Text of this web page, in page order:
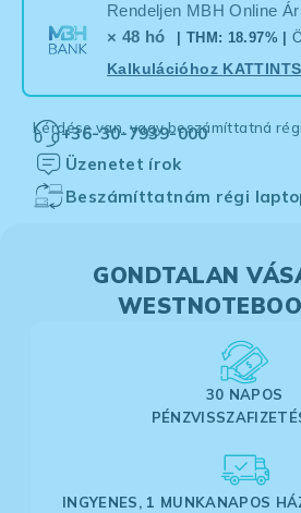
Rendeljen MBH Online
× 48 hó
| THM: 18.97% |
Kalkulációhoz
Kérdése van, vagy beszámíttatná
+36-30-7939-000
Üzenetet írok
Beszámíttatnám régi
GONDTALAN
30 NAPOS
INGYENES, 1 MUNKANAPOS